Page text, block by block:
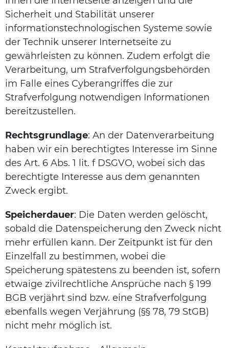
Sicherheit und Stabilität unserer
informationstechnologischen Systeme sowie
der Technik unserer Internetseite zu
gewährleisten zu können. Zudem erfolgt die
Verarbeitung, um Strafverfolgungsbehörden
im Falle eines Cyberangriffes die zur
Strafverfolgung notwendigen Informationen
bereitzustellen.
Rechtsgrundlage: An der Datenverarbeitung
haben wir ein berechtigtes Interesse im Sinne
des Art. 6 Abs. 1 lit. f DSGVO, wobei sich das
berechtigte Interesse aus dem genannten
Zweck ergibt.
Speicherdauer: Die Daten werden gelöscht,
sobald die Datenspeicherung den Zweck nicht
mehr erfüllen kann. Der Zeitpunkt ist für den
Einzelfall zu bestimmen, wobei die
Speicherung spätestens zu beenden ist, sofern
etwaige zivilrechtliche Ansprüche nach § 199
BGB verjährt sind bzw. eine Strafverfolgung
ebenfalls wegen Verjährung (§§ 78, 79 StGB)
nicht mehr möglich ist.